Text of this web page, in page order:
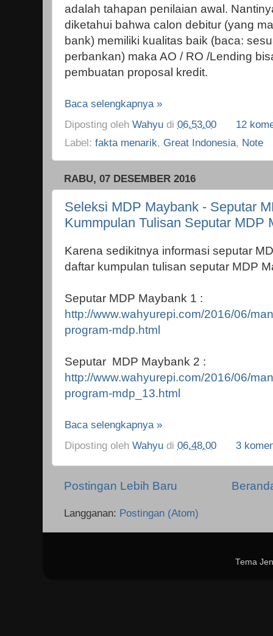
adalah tahapan penilaian awal.
diketahui bahwa calon debitur (yang
bank) memiliki kualitas baik (baca:
perbankan) maka AO / RO /Lending
pembuatan proposal kredit.
Baca selengkapnya »
Diposting oleh Wahyu di 06.53.00
12
Label: fakta menarik, Great Indonesia, Note
RABU, 07 DESEMBER 2016
Seleksi MDP Maybank - Seputar
Kummpulan Tulisan Seputar MDP
Karena sedikitnya informasi seputar
daftar kumpulan tulisan seputar MDP
Seputar MDP Maybank 1 :
http://www.wahyurepi.com/2016/06/
program-mdp.html
Seputar MDP Maybank 2 :
http://www.wahyurepi.com/2016/06/
program-mdp_13.html
Baca selengkapnya »
Diposting oleh Wahyu di 06.48.00 3
Postingan Lebih Baru
Langganan: Postingan (Atom)
Tema